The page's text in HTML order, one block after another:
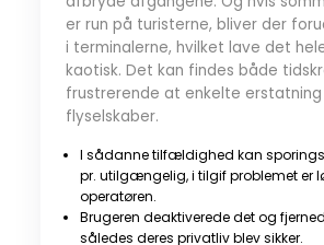
er run på turisterne, bliver der
i terminalerne, hvilket lave det
kaotisk. Det kan findes både
frustrerende at enkelte
flyselskaber.
I sådanne tilfældighed kan
pr. utilgængelig, i tilgif problemet er
operatøren.
Brugeren deaktiverede det og
således deres privatliv blev sikker.